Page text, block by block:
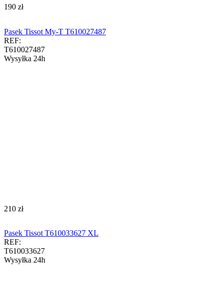
‍190‍ zł
Pasek Tissot My-T T610027487
REF:
T610027487
Wysyłka 24h
‍210‍ zł
Pasek Tissot T610033627 XL
REF:
T610033627
Wysyłka 24h